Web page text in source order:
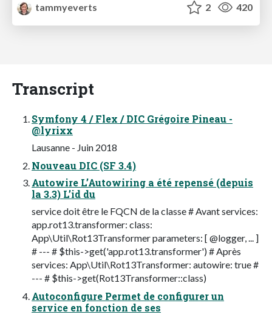
tammyeverts
2 420
Transcript
Symfony 4 / Flex / DIC Grégoire Pineau -
@lyrixx
Lausanne - Juin 2018
Nouveau DIC (SF 3.4)
Autowire L’Autowiring a été repensé (depuis
la 3.3) L’id du
service doit être le FQCN de la classe # Avant services:
app.rot13.transformer: class:
App\Util\Rot13Transformer parameters: [ @logger, ... ]
# --- # $this->get('app.rot13.transformer') # Après
services: App\Util\Rot13Transformer: autowire: true #
--- # $this->get(Rot13Transformer::class)
Autoconfigure Permet de configurer un
service en fonction de ses